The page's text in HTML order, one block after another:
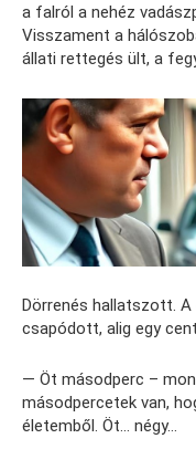
a falról a nehéz
Visszament a
állati rettegés ült, a
Dörrenés hallatszott.
csapódott, alig egy
— Öt másodperc –
másodpercetek van,
életemből. Öt… négy…